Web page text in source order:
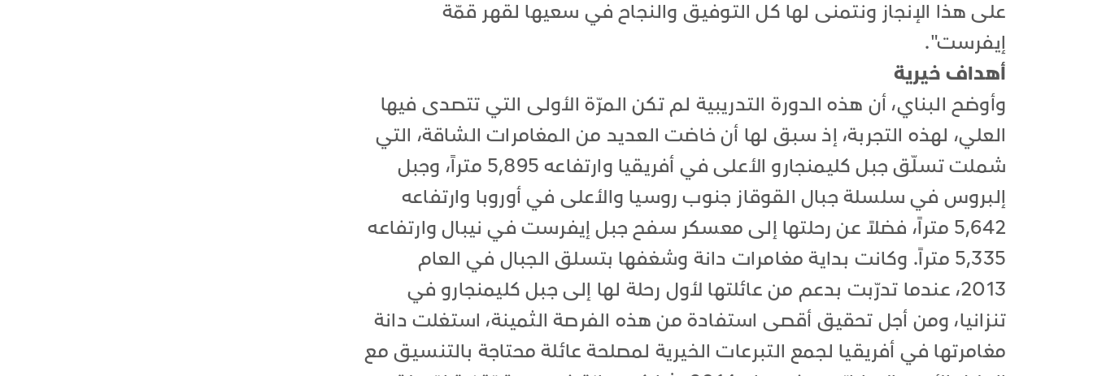
على هذا الإنجاز ونتمنى لها كل التوفيق والنجاح في سعيها لقهر قمّة
إيفرست".
أهداف خيرية
وأوضح البناي، أن هذه الدورة التدريبية لم تكن المرّة الأولى التي تتصدى فيها
العلي، لهذه التجربة، إذ سبق لها أن خاضت العديد من المغامرات الشاقة، التي
شملت تسلّق جبل كليمنجارو الأعلى في أفريقيا وارتفاعه 5,895 متراً، وجبل
إلبروس في سلسلة جبال القوقاز جنوب روسيا والأعلى في أوروبا وارتفاعه
5,642 متراً، فضلاً عن رحلتها إلى معسكر سفح جبل إيفرست في نيبال وارتفاعه
5,335 متراً. وكانت بداية مغامرات دانة وشغفها بتسلق الجبال في العام
2013، عندما تدرّبت بدعم من عائلتها لأول رحلة لها إلى جبل كليمنجارو في
تنزانيا، ومن أجل تحقيق أقصى استفادة من هذه الفرصة الثمينة، استغلت دانة
مغامرتها في أفريقيا لجمع التبرعات الخيرية لمصلحة عائلة محتاجة بالتنسيق مع